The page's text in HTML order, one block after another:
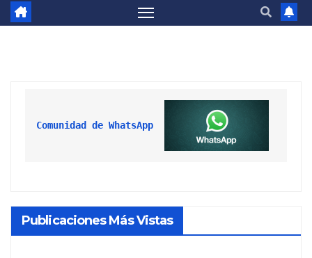
Comunidad de WhatsApp
Publicaciones Más Vistas